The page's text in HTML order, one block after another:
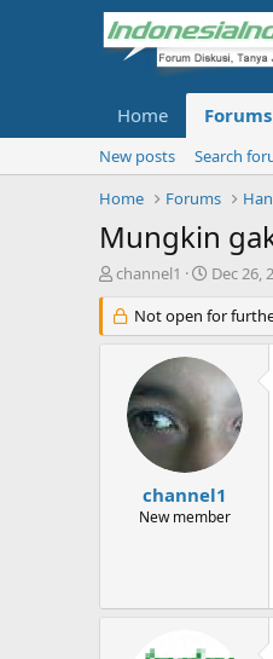
Home Forums
New posts
Search
Home
Forums
Mungkin
T
r
e
channel1
S
a
r
t
d
t
Dec 26,
Not open for
channel1
New member